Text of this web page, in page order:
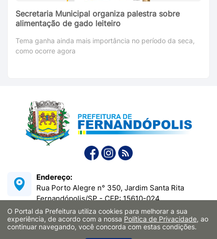
Secretaria Municipal organiza palestra sobre
alimentação de gado leiteiro
Tema ganha ainda mais importância no período da seca,
como ocorre agora
Endereço:
Rua Porto Alegre n° 350, Jardim Santa Rita
Fernandópolis/SP - CEP: 15610-024
E-mail:
contato@fernandopolis.sp.gov.br
Telefone:
O Portal da Prefeitura utiliza cookies para melhorar a sua
experiência, de acordo com a nossa Política de Privacidade, ao
continuar navegando, você concorda com estas condições.